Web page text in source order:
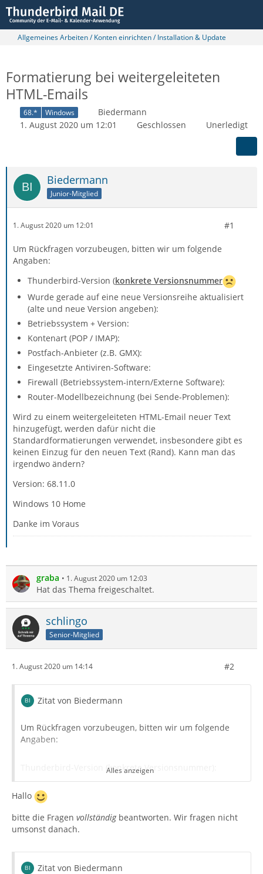
Allgemeines Arbeiten / Konten einrichten / Installation & Update
Formatierung bei weitergeleiteten
HTML-Emails
68.* Windows
Biedermann
1. August 2020 um 12:01
Geschlossen Unerledigt
Biedermann
Junior-Mitglied
1. August 2020 um 12:01 #1
Um Rückfragen vorzubeugen, bitten wir um folgende
Angaben:
Thunderbird-Version (konkrete Versionsnummer
Wurde gerade auf eine neue Versionsreihe aktualisiert
(alte und neue Version angeben):
Betriebssystem + Version:
Kontenart (POP / IMAP):
Postfach-Anbieter (z.B. GMX):
Eingesetzte Antiviren-Software:
Firewall (Betriebssystem-intern/Externe Software):
Router-Modellbezeichnung (bei Sende-Problemen):
Wird zu einem weitergeleiteten HTML-Email neuer Text
hinzugefügt, werden dafür nicht die
Standardformatierungen verwendet, insbesondere gibt es
keinen Einzug für den neuen Text (Rand). Kann man das
irgendwo ändern?
Version: 68.11.0
Windows 10 Home
Danke im Voraus
graba 1. August 2020 um 12:03
Hat das Thema freigeschaltet.
schlingo
Senior-Mitglied
1. August 2020 um 14:14 #2
Zitat von Biedermann
Um Rückfragen vorzubeugen, bitten wir um folgende
Angaben:
Thunderbird-Version (konkrete Versionsnummer):
Wurde gerade auf eine neue Versionsreihe aktualisiert
(alte und neue Version angeben):
Betriebssystem + Version:
Kontenart (POP / IMAP):
Postfach-Anbieter (z.B. GMX):
Firewall (Betriebssystem-intern/Externe Software):
Router-Modellbezeichnung (bei Sende-Problemen):
Alles anzeigen
Hallo
bitte die Fragen vollständig beantworten. Wir fragen nicht
umsonst danach.
Zitat von Biedermann